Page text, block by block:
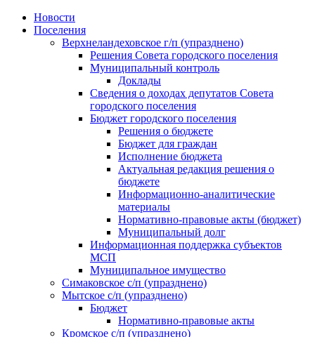
Skip
Новости
Поселения
Верхнеландеховское г/п (упразднено)
Решения Совета городского поселения
Муниципальный контроль
Доклады
Сведения о доходах депутатов Совета
городского поселения
Бюджет городского поселения
Решения о бюджете
Бюджет для граждан
Исполнение бюджета
Актуальная редакция решения о
бюджете
Информационно-аналитические
материалы
Нормативно-правовые акты (бюджет)
Муниципальный долг
Информационная поддержка субъектов
МСП
Муниципальное имущество
Симаковское с/п (упразднено)
Мытское с/п (упразднено)
Бюджет
Нормативно-правовые акты
Кромское с/п (упразднено)